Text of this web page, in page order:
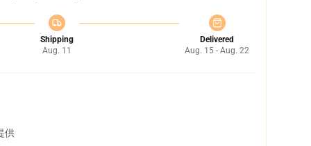
Shipping
Aug. 11
Delivered
Aug. 15 - Aug. 22
供